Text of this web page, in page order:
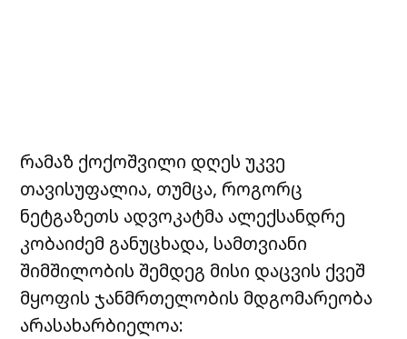
რამაზ ქოქოშვილი დღეს უკვე
თავისუფალია, თუმცა, როგორც
ნეტგაზეთს ადვოკატმა ალექსანდრე
კობაიძემ განუცხადა, სამთვიანი
შიმშილობის შემდეგ მისი დაცვის ქვეშ
მყოფის ჯანმრთელობის მდგომარეობა
არასახარბიელოა: